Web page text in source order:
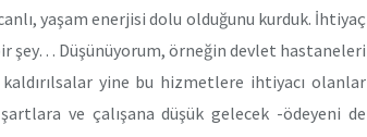
yaşam enerjisi dolu olduğunu kurduk. İhtiyaç
şey… Düşünüyorum, örneğin devlet hastaneleri
yine bu hizmetlere ihtiyacı olanlar
ve çalışana düşük gelecek -ödeyeni de